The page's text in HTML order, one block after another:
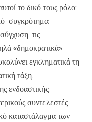
το δικό τους ρόλο:
συγκρότημα
τις
«δημοκρατικά»
εγκληματικά τη
τάξη.
ενδοαστικής
συντελεστές
καταστάλαγμα των